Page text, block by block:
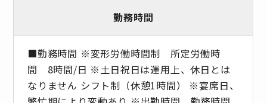
勤務時間
■勤務時間 ※変形労働時間制 所定労働時
間 8時間/日 ※土日祝日は運用上、休日とは
なりません シフト制（休憩1時間） ※宴席日、